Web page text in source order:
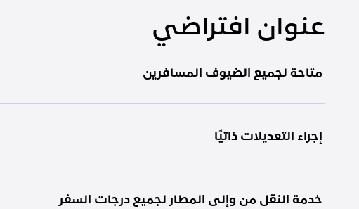
عنوان افتراضي
متاحة لجميع الضيوف المسافرين
إجراء التعديلات ذاتيًا
خدمة النقل من وإلى المطار لجميع درجات السفر